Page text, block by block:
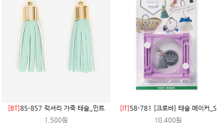
[BT]85-857 럭셔리 가죽 태슬_민트
1,500원
[IT] 58-781 [크로바] 태슬 메이커_S
10,400원